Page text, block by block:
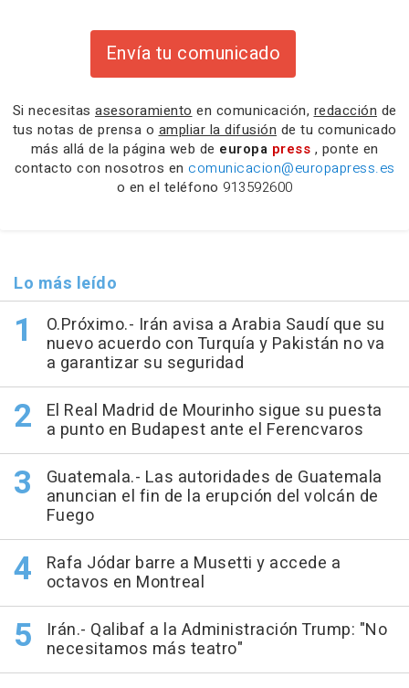
Envía tu comunicado
Si necesitas asesoramiento en comunicación, redacción de
tus notas de prensa o ampliar la difusión de tu comunicado
más allá de la página web de europa press , ponte en
contacto con nosotros en comunicacion@europapress.es
o en el teléfono 913592600
Lo más leído
O.Próximo.- Irán avisa a Arabia Saudí que su
nuevo acuerdo con Turquía y Pakistán no va
a garantizar su seguridad
El Real Madrid de Mourinho sigue su puesta
a punto en Budapest ante el Ferencvaros
Guatemala.- Las autoridades de Guatemala
anuncian el fin de la erupción del volcán de
Fuego
Rafa Jódar barre a Musetti y accede a
octavos en Montreal
Irán.- Qalibaf a la Administración Trump: "No
necesitamos más teatro"